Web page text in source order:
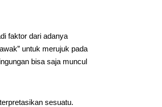
faktor dari adanya
untuk merujuk pada
bisa saja muncul
sesuatu.